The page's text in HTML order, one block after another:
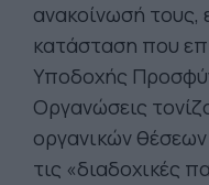
ανακοίνωσή τους,
κατάσταση που
Υποδοχής
Οργανώσεις
οργανικών
τις «διαδοχικές